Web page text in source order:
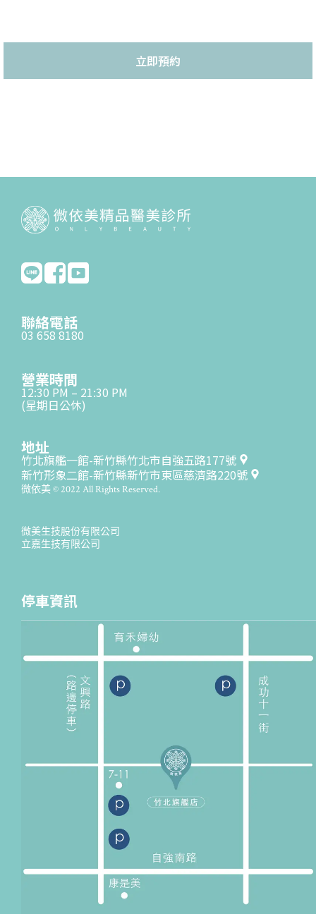
立即預約
聯絡電話
03 658 8180
營業時間
12:30 PM – 21:30 PM
(星期日公休)
地址
竹北旗艦一館-新竹縣竹北市自強五路177號
新竹形象二館-新竹縣新竹市東區慈濟路220號
微依美 © 2022 All Rights Reserved.
微美生技股份有限公司
立嘉生技有限公司
停車資訊